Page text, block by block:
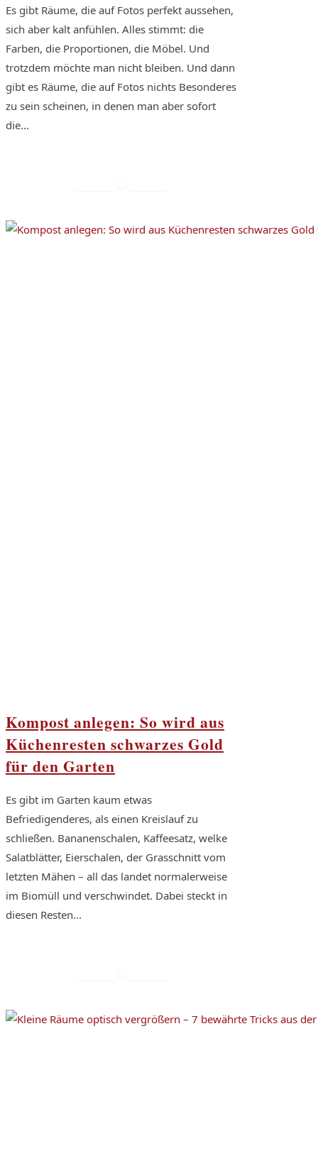
Es gibt Räume, die auf Fotos perfekt aussehen,
sich aber kalt anfühlen. Alles stimmt: die
Farben, die Proportionen, die Möbel. Und
trotzdem möchte man nicht bleiben. Und dann
gibt es Räume, die auf Fotos nichts Besonderes
zu sein scheinen, in denen man aber sofort
die...
Kompost anlegen: So wird aus
Küchenresten schwarzes Gold
für den Garten
Es gibt im Garten kaum etwas
Befriedigenderes, als einen Kreislauf zu
schließen. Bananenschalen, Kaffeesatz, welke
Salatblätter, Eierschalen, der Grasschnitt vom
letzten Mähen – all das landet normalerweise
im Biomüll und verschwindet. Dabei steckt in
diesen Resten...